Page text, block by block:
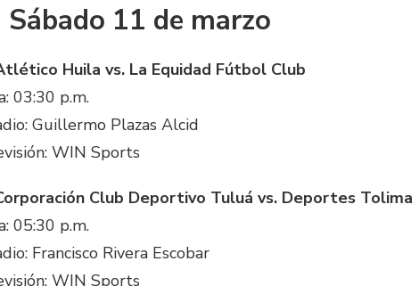
Sábado 11 de marzo
Huila vs. La Equidad Fútbol Club
03:30 p.m.
Guillermo Plazas Alcid
WIN Sports
Club Deportivo Tuluá vs. Deportes Tolima
05:30 p.m.
Francisco Rivera Escobar
WIN Sports